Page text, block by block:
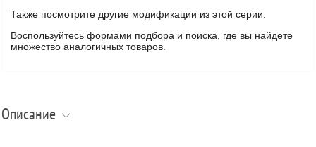
Также посмотрите другие модификации из этой серии.
Воспользуйтесь формами подбора и поиска, где вы найдете
множество аналогичных товаров.
Описание